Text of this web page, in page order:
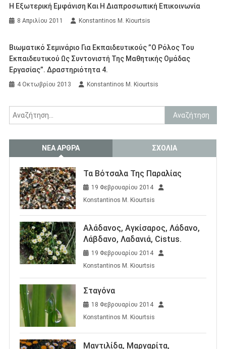
Η Εξωτερική Εμφάνιση Και Η Διαπροσωπική Επικοινωνία
8 Απριλίου 2011 Konstantinos M. Kiourtsis
Βιωματικό Σεμινάριο Για Εκπαιδευτικούς ”O Ρόλος Του
Εκπαιδευτικού Ως Συντονιστή Της Μαθητικής Ομάδας
Εργασίας”. Δραστηριότητα 4.
4 Οκτωβρίου 2013 Konstantinos M. Kiourtsis
Αναζήτηση
για:
ΝΈΑ ΆΡΘΡΑ ΣΧΌΛΙΑ
Τα Βότσαλα Της Παραλίας
19 Φεβρουαρίου 2014
Konstantinos M. Kiourtsis
Αλάδανος, Αγκίσαρος, Λάδανο,
Λάβδανο, Λαδανιά, Cistus.
19 Φεβρουαρίου 2014
Konstantinos M. Kiourtsis
Σταγόνα
18 Φεβρουαρίου 2014
Konstantinos M. Kiourtsis
Μαντιλίδα, Μαργαρίτα,